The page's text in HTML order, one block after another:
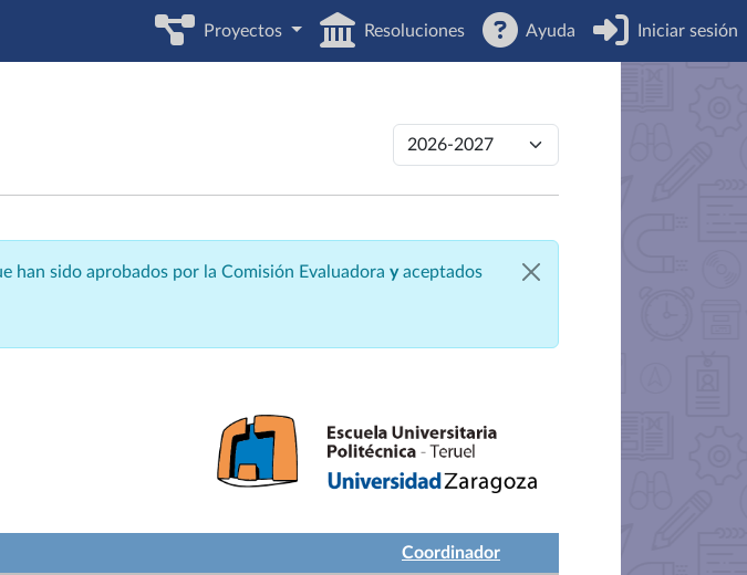
Proyectos Resoluciones Ayuda Iniciar sesión
han sido aprobados por la Comisión Evaluadora yaceptados
Coordinador